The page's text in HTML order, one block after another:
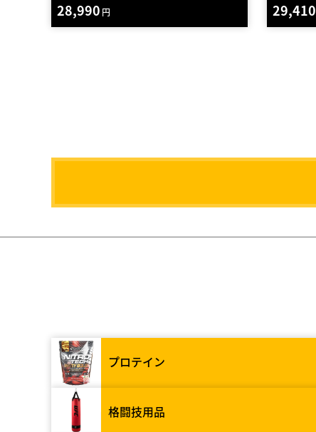
28,990 円 29,410
プロテイン
格闘技用品